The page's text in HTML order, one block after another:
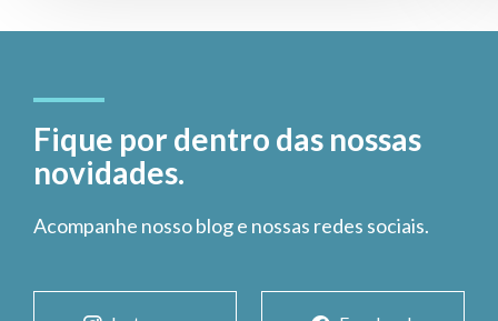
Fique por dentro das nossas
novidades.
Acompanhe nosso blog e nossas redes sociais.